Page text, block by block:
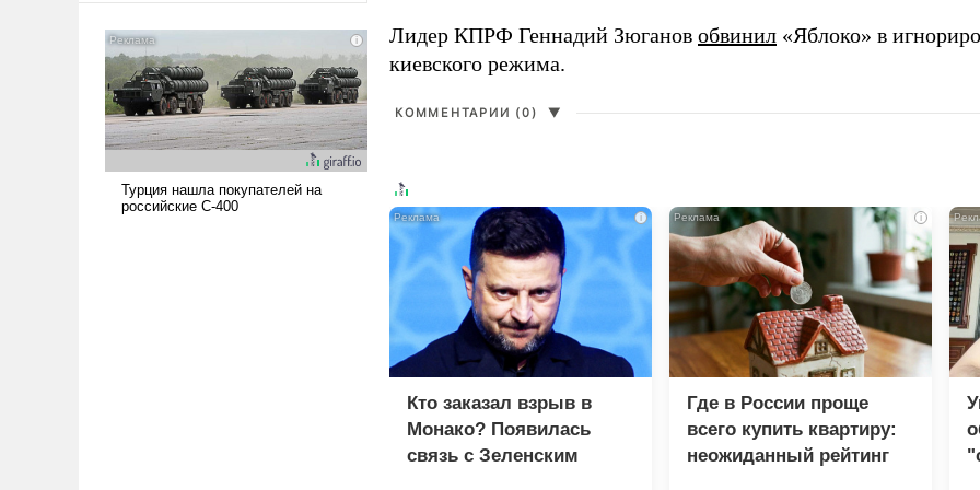
Сложившаяся ситуация
означает многолетний период
уязвимости США, например,
перед Китаем.
Лидер КПРФ Геннадий Зюганов обвинил «Яблоко» в
киевского режима.
КОММЕНТАРИИ (0) ▼
i
Кто заказал взрыв в
Монако? Появилась
связь с Зеленским
i
Где в России проще
всего купить квартиру:
неожиданный рейтинг